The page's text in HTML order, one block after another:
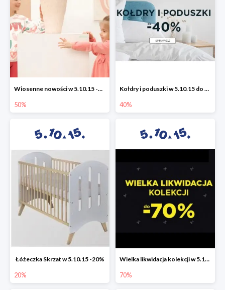
Wiosenne nowości w 5.10.15 -50%
50%
Kołdry i poduszki w 5.10.15 do -40%
40%
Łóżeczka Skrzat w 5.10.15 -20%
20%
Wielka likwidacja kolekcji w 5.10.15 do -70%
70%